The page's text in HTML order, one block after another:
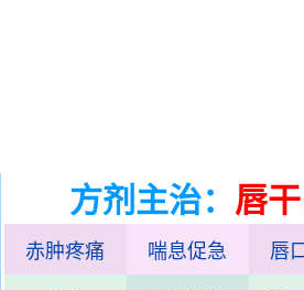
方剂主治： 唇
赤肿疼痛 喘息促急 唇